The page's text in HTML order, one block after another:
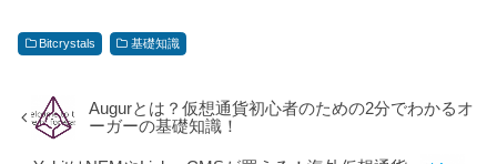
Bitcrystals 基礎知識
Augurとは？仮想通貨初心者のための2分でわかるオ
ーガーの基礎知識！